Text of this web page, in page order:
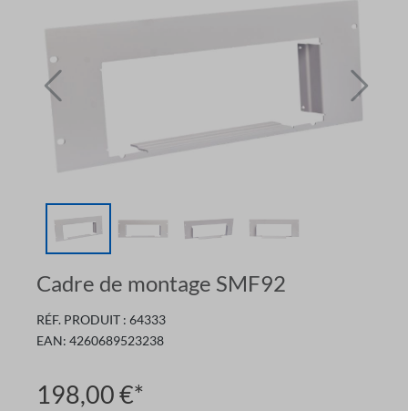
Cadre de montage SMF92
RÉF. PRODUIT : 64333
EAN: 4260689523238
198,00 €*